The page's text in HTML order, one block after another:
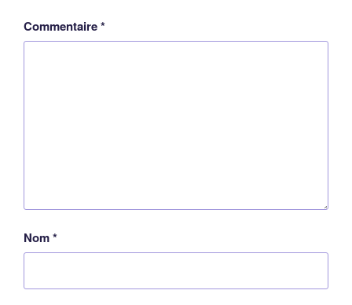
Commentaire*
Nom*